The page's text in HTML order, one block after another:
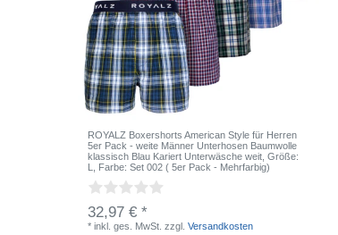
ROYALZ Boxershorts American Style für Herren
5er Pack - weite Männer Unterhosen Baumwolle
klassisch Blau Kariert Unterwäsche weit , Größe:
L
, Farbe: Set 002 ( 5er Pack - Mehrfarbig)
32,97 € *
*inkl. ges. MwSt. zzgl.Versandkosten